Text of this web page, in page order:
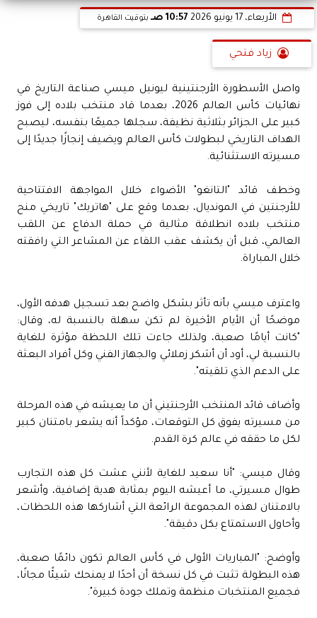
الأربعاء، 17 يونيو 2026 10:57 صـ بتوقيت القاهرة
زياد فتحي
واصل الأسطورة الأرجنتينية ليونيل ميسي صناعة التاريخ في
نهائيات كأس العالم 2026، بعدما قاد منتخب بلاده إلى فوز
كبير على الجزائر بثلاثية نظيفة، سجلها جميعًا بنفسه، ليصبح
الهداف التاريخي لبطولات كأس العالم ويضيف إنجازًا جديدًا إلى
مسيرته الاستثنائية.
وخطف قائد "التانغو" الأضواء خلال المواجهة الافتتاحية
للأرجنتين في المونديال، بعدما وقع على "هاتريك" تاريخي منح
منتخب بلاده انطلاقة مثالية في حملة الدفاع عن اللقب
العالمي، قبل أن يكشف عقب اللقاء عن المشاعر التي رافقته
خلال المباراة.
واعترف ميسي بأنه تأثر بشكل واضح بعد تسجيل هدفه الأول،
موضحًا أن الأيام الأخيرة لم تكن سهلة بالنسبة له، وقال:
"كانت أيامًا صعبة، ولذلك جاءت تلك اللحظة مؤثرة للغاية
بالنسبة لي، أود أن أشكر زملائي والجهاز الفني وكل أفراد البعثة
على الدعم الذي تلقيته".
وأضاف قائد المنتخب الأرجنتيني أن ما يعيشه في هذه المرحلة
من مسيرته يفوق كل التوقعات، مؤكداً أنه يشعر بامتنان كبير
لكل ما حققه في عالم كرة القدم.
وقال ميسي: "أنا سعيد للغاية لأنني عشت كل هذه التجارب
طوال مسيرتي، ما أعيشه اليوم بمثابة هدية إضافية، وأشعر
بالامتنان لهذه المجموعة الرائعة التي أشاركها هذه اللحظات،
وأحاول الاستمتاع بكل دقيقة".
وأوضح: "المباريات الأولى في كأس العالم تكون دائمًا صعبة،
هذه البطولة تثبت في كل نسخة أن أحدًا لا يمنحك شيئًا مجانًا،
فجميع المنتخبات منظمة وتملك جودة كبيرة".